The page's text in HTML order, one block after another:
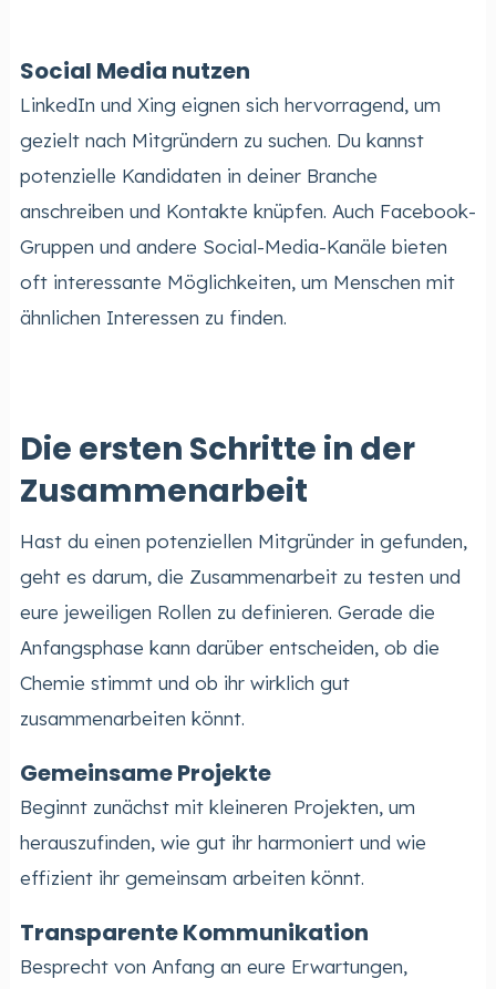
Social Media nutzen
LinkedIn und Xing eignen sich hervorragend, um
gezielt nach Mitgründern zu suchen. Du kannst
potenzielle Kandidaten in deiner Branche
anschreiben und Kontakte knüpfen. Auch Facebook-
Gruppen und andere Social-Media-Kanäle bieten
oft interessante Möglichkeiten, um Menschen mit
ähnlichen Interessen zu finden.
Die ersten Schritte in der
Zusammenarbeit
Hast du einen potenziellen Mitgründer in gefunden,
geht es darum, die Zusammenarbeit zu testen und
eure jeweiligen Rollen zu definieren. Gerade die
Anfangsphase kann darüber entscheiden, ob die
Chemie stimmt und ob ihr wirklich gut
zusammenarbeiten könnt.
Gemeinsame Projekte
Beginnt zunächst mit kleineren Projekten, um
herauszufinden, wie gut ihr harmoniert und wie
effizient ihr gemeinsam arbeiten könnt.
Transparente Kommunikation
Besprecht von Anfang an eure Erwartungen,